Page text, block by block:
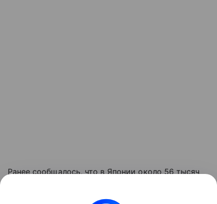
Ранее сообщалось, что в Японии около 56 тысяч